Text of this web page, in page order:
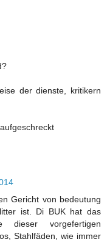
der dienste, kritikern
Gericht von bedeutung
ist. Di BUK hat das
vorgefertigen
Stahlfäden, wie immer